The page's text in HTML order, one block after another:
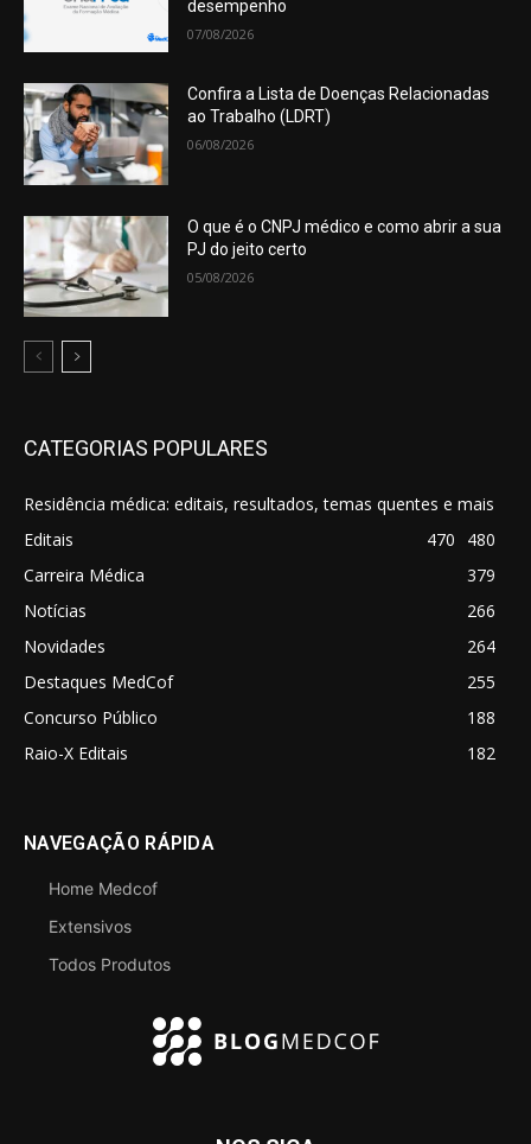
desempenho
07/08/2026
Confira a Lista de Doenças Relacionadas
ao Trabalho (LDRT)
06/08/2026
O que é o CNPJ médico e como abrir a sua
PJ do jeito certo
05/08/2026
CATEGORIAS POPULARES
Residência médica: editais, resultados, temas quentes e mais
480
Editais
470
Carreira Médica
379
Notícias
266
Novidades
264
Destaques MedCof
255
Concurso Público
188
Raio-X Editais
182
NAVEGAÇÃO RÁPIDA
Home Medcof
Extensivos
Todos Produtos